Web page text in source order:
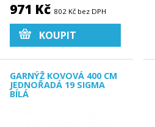
971 Kč 802 Kč bez DPH
KOUPIT
GARNÝŽ KOVOVÁ 400 CM
JEDNOŘADÁ 19 SIGMA
BÍLÁ